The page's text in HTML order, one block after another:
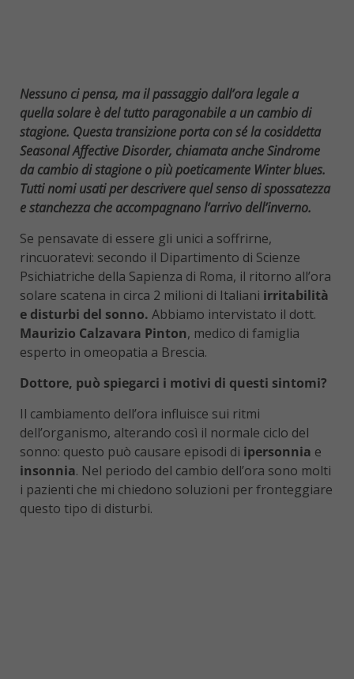
Nessuno ci pensa, ma il passaggio dall’ora legale a
quella solare è del tutto paragonabile a un cambio di
stagione. Questa transizione porta con sé la cosiddetta
Seasonal Affective Disorder, chiamata anche Sindrome
da cambio di stagione o più poeticamente Winter blues.
Tutti nomi usati per descrivere quel senso di spossatezza
e stanchezza che accompagnano l’arrivo dell’inverno.
Se pensavate di essere gli unici a soffrirne,
rincuoratevi: secondo il Dipartimento di Scienze
Psichiatriche della Sapienza di Roma, il ritorno all’ora
solare scatena in circa 2 milioni di Italiani irritabilità
e disturbi del sonno. Abbiamo intervistato il dott.
Maurizio Calzavara Pinton, medico di famiglia
esperto in omeopatia a Brescia.
Dottore, può spiegarci i motivi di questi sintomi?
Il cambiamento dell’ora influisce sui ritmi
dell’organismo, alterando così il normale ciclo del
sonno: questo può causare episodi di ipersonnia e
insonnia. Nel periodo del cambio dell’ora sono molti
i pazienti che mi chiedono soluzioni per fronteggiare
questo tipo di disturbi.